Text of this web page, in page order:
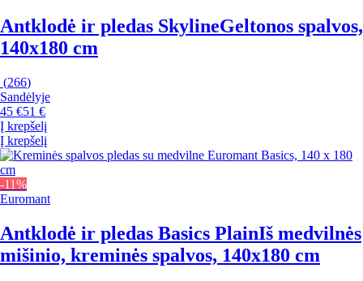
Antklodė ir pledas SkylineGeltonos spalvos,
140x180 cm
(266)
Sandėlyje
45 €51 €
Į krepšelį
Į krepšelį
-11%
Euromant
Antklodė ir pledas Basics PlainIš medvilnės
mišinio, kreminės spalvos, 140x180 cm